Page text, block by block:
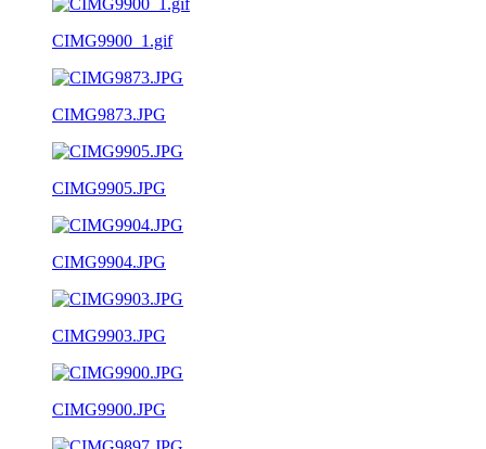
CIMG9900_1.gif
CIMG9873.JPG
CIMG9905.JPG
CIMG9904.JPG
CIMG9903.JPG
CIMG9900.JPG